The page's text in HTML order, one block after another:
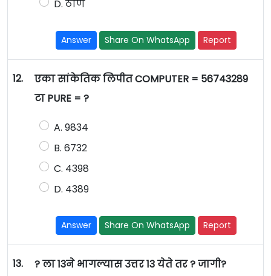
D. ठाणे
Answer Share On WhatsApp Report
12.
एका सांकेतिक लिपीत COMPUTER = 56743289
टा PURE = ?
A. 9834
B. 6732
C. 4398
D. 4389
Answer Share On WhatsApp Report
13. ? ला 13ने भागल्यास उत्तर 13 येते तर ? जागी?